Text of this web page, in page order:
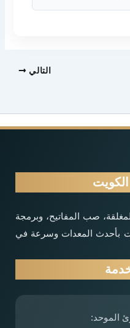
التالي
صب المفاتيح، وبرمجة
بأحدث المعدات وسرعة في
الموحد: